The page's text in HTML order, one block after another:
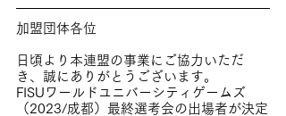
加盟団体各位
日頃より本連盟の事業にご協力いただ
き、誠にありがとうございます。
FISUワールドユニバーシティゲームズ
（2023/成都）最終選考会の出場者が決定